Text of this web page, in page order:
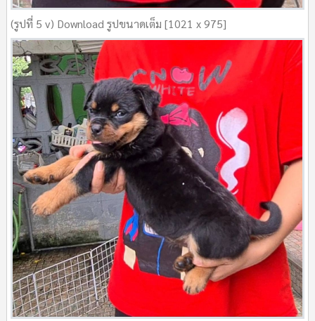
(รูปที่ 5 v) Download รูปขนาดเต็ม [1021 x 975]